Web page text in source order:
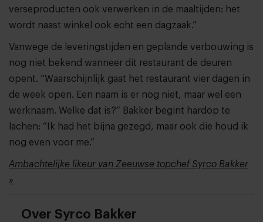
verseproducten ook verwerken in de maaltijden: het
wordt naast winkel ook echt een dagzaak.”
Vanwege de leveringstijden en geplande verbouwing is
nog niet bekend wanneer dit restaurant de deuren
opent. “Waarschijnlijk gaat het restaurant vier dagen in
de week open. Een naam is er nog niet, maar wel een
werknaam. Welke dat is?” Bakker begint hardop te
lachen: “Ik had het bijna gezegd, maar ook die houd ik
nog even voor me.”
Ambachtelijke likeur van Zeeuwse topchef Syrco Bakker
»
Over Syrco Bakker